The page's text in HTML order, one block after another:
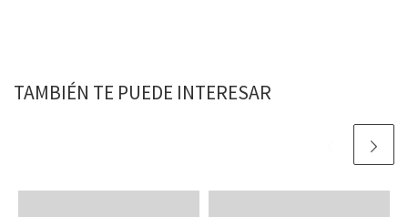
TAMBIÉN TE PUEDE INTERESAR